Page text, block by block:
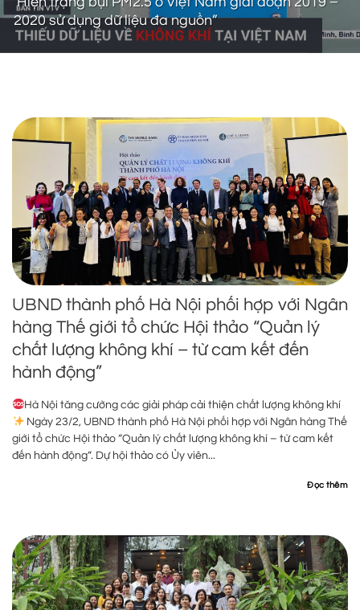
2020 sử dụng dữ liệu đa nguồn”
UBND thành phố Hà Nội phối hợp với Ngân
hàng Thế giới tổ chức Hội thảo “Quản lý
chất lượng không khí – từ cam kết đến
hành động”
Hà Nội tăng cường các giải pháp cải thiện chất lượng không khí
Ngày 23/2, UBND thành phố Hà Nội phối hợp với Ngân hàng Thế
giới tổ chức Hội thảo “Quản lý chất lượng không khí – từ cam kết
đến hành động”. Dự hội thảo có Ủy viên...
Đọc thêm